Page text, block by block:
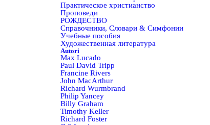
Практическое христианство
Проповеди
РОЖДЕСТВО
Справочники, Словари & Симфонии
Учебные пособия
Художественная литература
Autori
Max Lucado
Paul David Tripp
Francine Rivers
John MacArthur
Richard Wurmbrand
Philip Yancey
Billy Graham
Timothy Keller
Richard Foster